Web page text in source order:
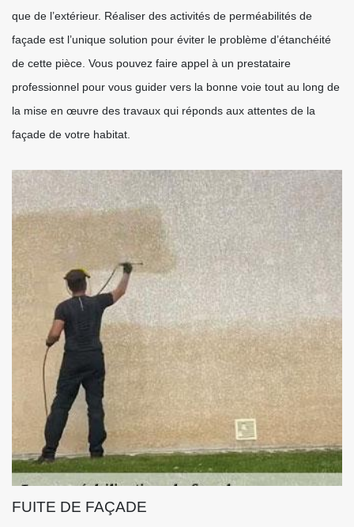
que de l’extérieur. Réaliser des activités de perméabilités de
façade est l’unique solution pour éviter le problème d’étanchéité
de cette pièce. Vous pouvez faire appel à un prestataire
professionnel pour vous guider vers la bonne voie tout au long de
la mise en œuvre des travaux qui réponds aux attentes de la
façade de votre habitat.
FUITE DE FAÇADE